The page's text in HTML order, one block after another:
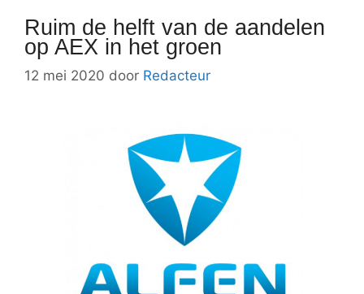
Ruim de helft van de aandelen
op AEX in het groen
12 mei 2020 door Redacteur